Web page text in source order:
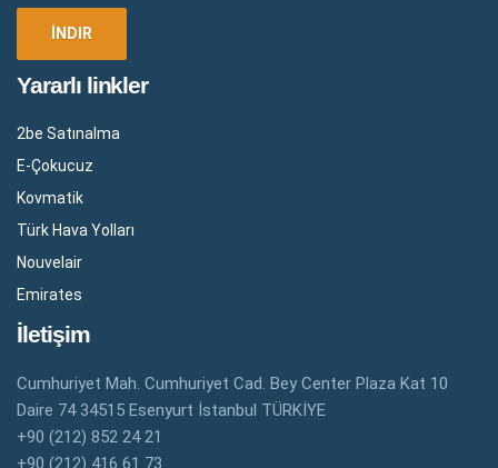
Yararlı linkler
2be Satınalma
E-Çokucuz
Kovmatik
Türk Hava Yolları
Nouvelair
Emirates
İletişim
Cumhuriyet Mah. Cumhuriyet Cad. Bey Center Plaza Kat 10
Daire 74 34515 Esenyurt İstanbul TÜRKİYE
+90 (212) 852 24 21
+90 (212) 416 61 73